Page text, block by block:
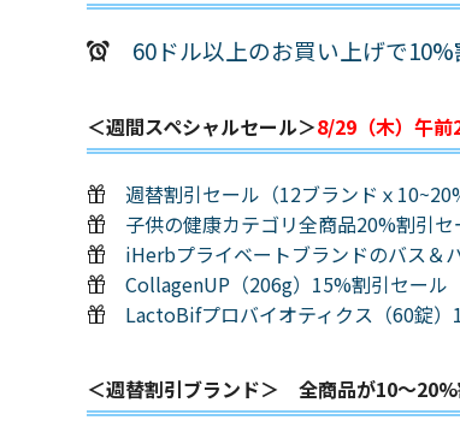
60ドル以上のお買い上げで
＜週間スペシャルセール＞8/29（木）午前
週替割引セール（12ブランドｘ
子供の健康カテゴリ全商品20%割引セ
iHerbプライベートブランドのバス＆
CollagenUP（206g）15%割引セール
LactoBifプロバイオティクス（60錠）
＜週替割引ブランド＞ 全商品が10～20%